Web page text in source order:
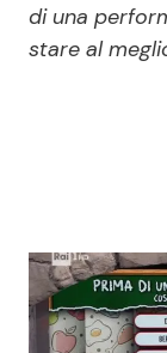
News
di una
stare al